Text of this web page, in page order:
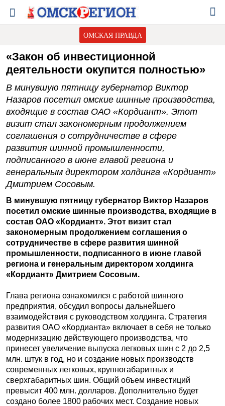
ОМСКАЯ ПРАВДА
«Закон об инвестиционной
деятельности окупится полностью»
В минувшую пятницу губернатор Виктор
Назаров посетил омские шинные производства,
входящие в состав ОАО «Кордиант». Этот
визит стал закономерным продолжением
соглашения о сотрудничестве в сфере
развития шинной промышленности,
подписанного в июне главой региона и
генеральным директором холдинга «Кордиант»
Дмитрием Сосовым.
В минувшую пятницу губернатор Виктор Назаров
посетил омские шинные производства, входящие в
состав ОАО «Кордиант». Этот визит стал
закономерным продолжением соглашения о
сотрудничестве в сфере развития шинной
промышленности, подписанного в июне главой
региона и генеральным директором холдинга
«Кордиант» Дмитрием Сосовым.
Глава региона ознакомился с работой шинного
предприятия, обсудил вопросы дальнейшего
взаимодействия с руководством холдинга. Стратегия
развития ОАО «Кордианта» включает в себя не только
модернизацию действующего производства, что
принесет увеличение выпуска легковых шин с 2 до 2,5
млн. штук в год, но и создание новых производств
современных легковых, крупногабаритных и
сверхгабаритных шин. Общий объем инвестиций
превысит 400 млн. долларов. Дополнительно будет
создано более 1800 рабочих мест. Создание новых